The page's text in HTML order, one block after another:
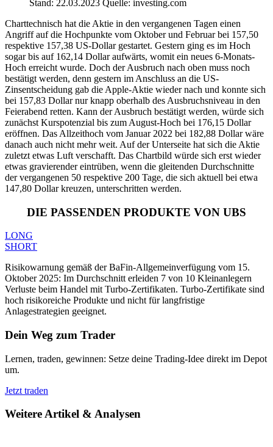
Stand: 22.03.2023 Quelle: investing.com
Charttechnisch hat die Aktie in den vergangenen Tagen einen
Angriff auf die Hochpunkte vom Oktober und Februar bei 157,50
respektive 157,38 US-Dollar gestartet. Gestern ging es im Hoch
sogar bis auf 162,14 Dollar aufwärts, womit ein neues 6-Monats-
Hoch erreicht wurde. Doch der Ausbruch nach oben muss noch
bestätigt werden, denn gestern im Anschluss an die US-
Zinsentscheidung gab die Apple-Aktie wieder nach und konnte sich
bei 157,83 Dollar nur knapp oberhalb des Ausbruchsniveau in den
Feierabend retten. Kann der Ausbruch bestätigt werden, würde sich
zunächst Kurspotenzial bis zum August-Hoch bei 176,15 Dollar
eröffnen. Das Allzeithoch vom Januar 2022 bei 182,88 Dollar wäre
danach auch nicht mehr weit. Auf der Unterseite hat sich die Aktie
zuletzt etwas Luft verschafft. Das Chartbild würde sich erst wieder
etwas gravierender eintrüben, wenn die gleitenden Durchschnitte
der vergangenen 50 respektive 200 Tage, die sich aktuell bei etwa
147,80 Dollar kreuzen, unterschritten werden.
DIE PASSENDEN PRODUKTE VON UBS
LONG
SHORT
Risikowarnung gemäß der BaFin-Allgemeinverfügung vom 15.
Oktober 2025: Im Durchschnitt erleiden 7 von 10 Kleinanlegern
Verluste beim Handel mit Turbo-Zertifikaten. Turbo-Zertifikate sind
hoch risikoreiche Produkte und nicht für langfristige
Anlagestrategien geeignet.
Dein Weg zum Trader
Lernen, traden, gewinnen: Setze deine Trading-Idee direkt im Depot
um.
Jetzt traden
Weitere Artikel & Analysen